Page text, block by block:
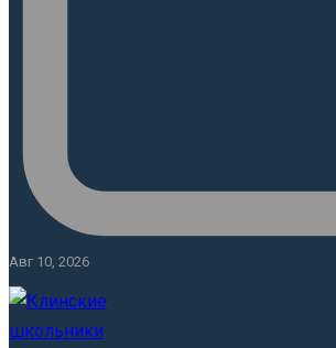
Авг 10, 2026